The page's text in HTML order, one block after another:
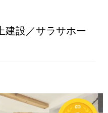
建設／サラサホー